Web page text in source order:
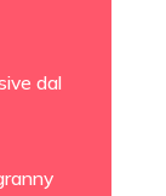
dal